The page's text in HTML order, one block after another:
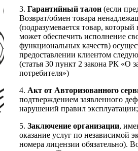
3. Гарантийный талон (если
Возврат/обмен товара
(подразумевается товар,
может обеспечить исполнение
функциональных качеств)
предоставлении клиентом
(статья 30 пункт 2 закона РК «О
потребителя»)
4. Акт от Авторизованного
подтверждением заявленного
нарушений правил эксплуатации;
5. Заключение организации,
оказание услуг по независимой
номера лицензии обязательно).